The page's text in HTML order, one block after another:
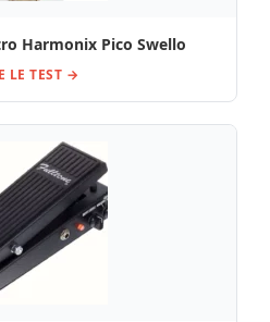
Harmonix Pico Swello
LE TEST →